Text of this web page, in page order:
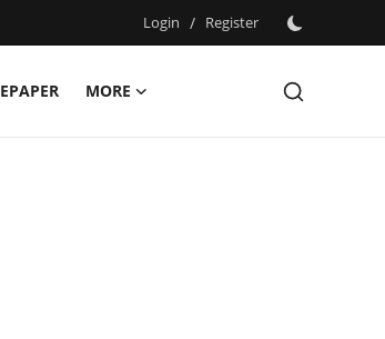
Login / Register
EPAPER
MORE